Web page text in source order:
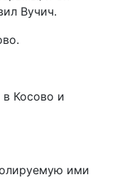
Вучич.
Косово и
ими